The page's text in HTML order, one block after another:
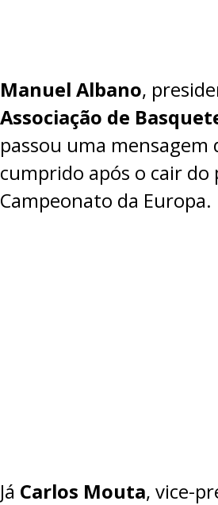
Manuel Albano,
Associação de
passou uma mensagem
cumprido após o cair do
Campeonato da Europa.
Já Carlos Mouta, vice-